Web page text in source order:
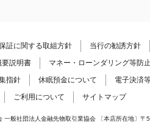
証に関する取組方針 当行の勧誘方針
要説明書 マネー・ローンダリング等防
指針 休眠預金について
電子決済
ご利用について サイトマップ
般社団法人金融先物取引業協会 〔本店所在地〕